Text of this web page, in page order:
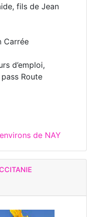
fils de Jean
Carrée
d’emploi,
Route
de NAY